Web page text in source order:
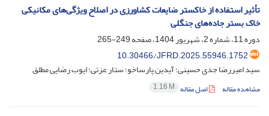
تأثیر استفاده از خاکستر ضایعات کشاورزی در اصلاح ویژگی‌های مکانیکی
خاک بستر جاده‌های جنگلی
دوره 11، شماره 2، شهریور 1404، صفحه
249-265
10.30466/JFRD.2025.55946.1752
سید امیررضا جدی حسینی؛ آیدین پارساخو؛ ستار عزتی؛ ایوب رضایی مطلق
مشاهده مقاله اصل مقاله 1.16 M